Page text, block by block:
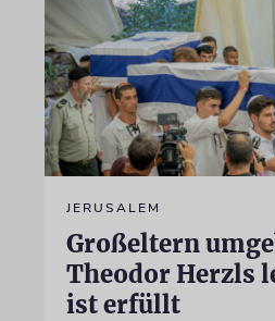
JERUSALEM
Großeltern
Theodor Herzls
ist erfüllt